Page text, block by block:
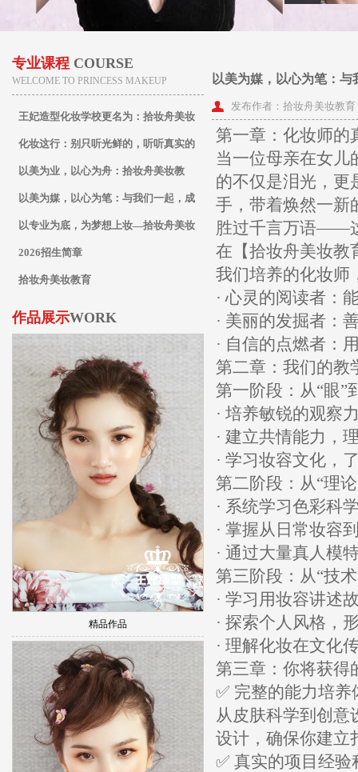
专业课程 COURSE
WELCOME TO PRINCESS MAKEUP
王妃造型化妆学校更名为：拾妆舟美妆
教育
化妆这行：别只听光鲜的，听听真实的
以美为业，以心为舟：拾妆舟美妆教
育，专业之路的起航站
以美为媒，以心为笔：与我们一起，成
为点亮万千人生的化妆师
以专业为底，为梦想上妆—拾妆舟美妆
教育全科化妆师养成计划
2026招生简章
拾妆舟美妆教育
作品展示WORK
精品作品
以美为媒，以心为笔：
发布作者：拾妆舟美妆教育
第一章：化妆师
当一位母亲在女儿
的不仅是泪光，更
手，带着焕然一新
胜过千言万语——
在【拾妆舟美妆教
我们培养的化妆师
· 心灵的阅读者：
· 美丽的发掘者：
· 自信的点燃者：
第二章：我们的
第一阶段：从“眼”
· 培养敏锐的观察
· 建立共情能力，
· 学习妆容文化，
第二阶段：从“理
· 系统学习色彩科
· 掌握从日常妆容
· 通过大量真人模
第三阶段：从“技
· 学习用妆容讲述
· 探索个人风格，
· 理解化妆在文化
第三章：你将获得
✅ 完整的能力培养
从皮肤科学到创意
设计，确保你建立
✅ 真实的项目经验